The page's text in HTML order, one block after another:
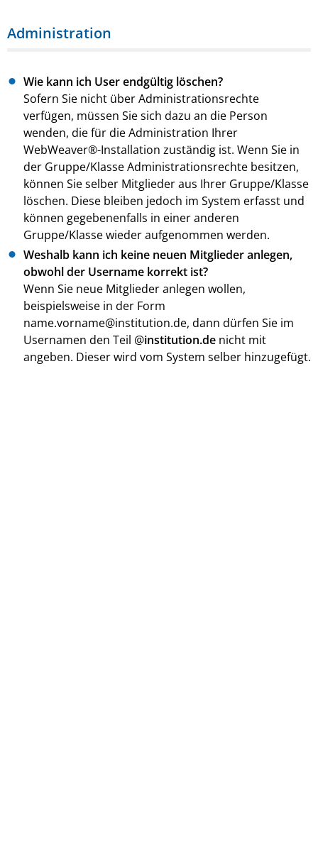
Administration
Wie kann ich User endgültig löschen?
Sofern Sie nicht über Administrationsrechte
verfügen, müssen Sie sich dazu an die Person
wenden, die für die Administration Ihrer
WebWeaver®-Installation zuständig ist. Wenn Sie in
der Gruppe/Klasse Administrationsrechte besitzen,
können Sie selber Mitglieder aus Ihrer Gruppe/Klasse
löschen. Diese bleiben jedoch im System erfasst und
können gegebenenfalls in einer anderen
Gruppe/Klasse wieder aufgenommen werden.
Weshalb kann ich keine neuen Mitglieder anlegen,
obwohl der Username korrekt ist?
Wenn Sie neue Mitglieder anlegen wollen,
beispielsweise in der Form
name.vorname@institution.de, dann dürfen Sie im
Usernamen den Teil @institution.de nicht mit
angeben. Dieser wird vom System selber hinzugefügt.